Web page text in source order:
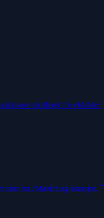
sertifisert for eMabler.
siste fra eMabler og bransjen.